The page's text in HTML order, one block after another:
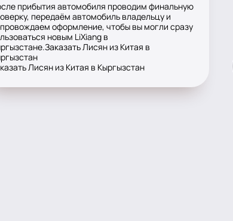
прибытия автомобиля проводим финальную
передаём автомобиль владельцу и
оформление, чтобы вы могли сразу
новым LiXiang в
Лисян из Китая в
Лисян из Китая в Кыргызстан